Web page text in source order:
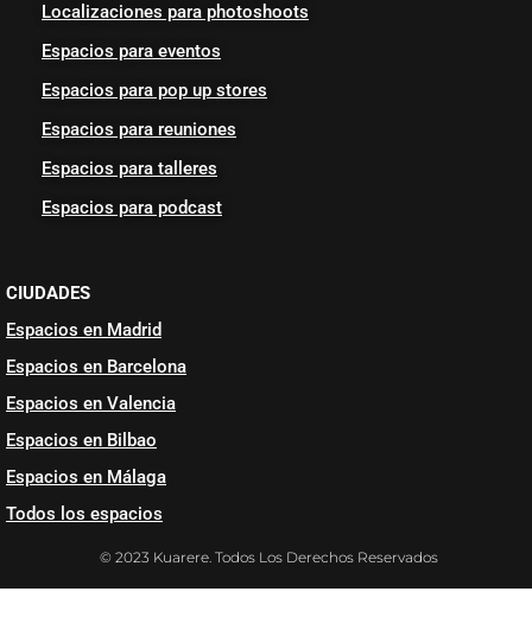
Localizaciones para photoshoots
Espacios para eventos
Espacios para pop up stores
Espacios para reuniones
Espacios para talleres
Espacios para podcast
CIUDADES
Espacios en Madrid
Espacios en Barcelona
Espacios en Valencia
Espacios en Bilbao
Espacios en Málaga
Todos los espacios
© 2023 Kuarere. Todos Los Derechos Reservados